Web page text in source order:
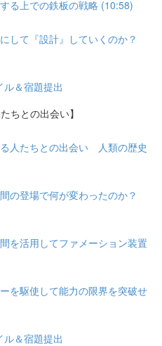
る上での鉄板の戦略 (10:58)
して『設計』していくのか？
＆宿題提出
ちとの出会い】
人たちとの出会い 人類の歴史
の登場で何が変わったのか？
を活用してファメーション装置
を駆使して能力の限界を突破せ
＆宿題提出